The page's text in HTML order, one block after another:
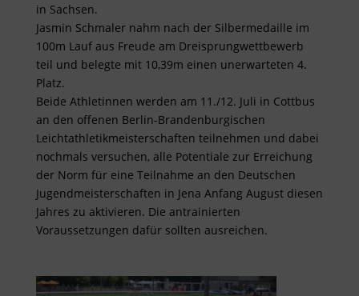
in Sachsen.
Jasmin Schmaler nahm nach der Silbermedaille im
100m Lauf aus Freude am Dreisprungwettbewerb
teil und belegte mit 10,39m einen unerwarteten 4.
Platz.
Beide Athletinnen werden am 11./12. Juli in Cottbus
an den offenen Berlin-Brandenburgischen
Leichtathletikmeisterschaften teilnehmen und dabei
nochmals versuchen, alle Potentiale zur Erreichung
der Norm für eine Teilnahme an den Deutschen
Jugendmeisterschaften in Jena Anfang August diesen
Jahres zu aktivieren. Die antrainierten
Voraussetzungen dafür sollten ausreichen.